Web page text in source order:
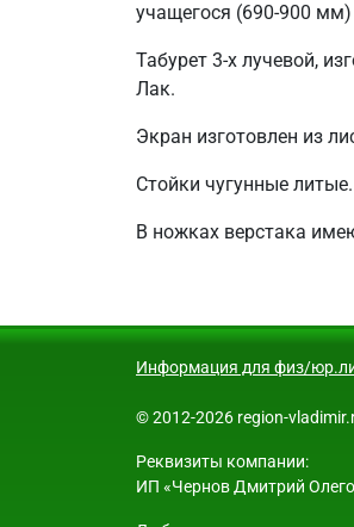
учащегося (690-900
Табурет 3-х лучевой,
Лак.
Экран изготовлен из
Стойки чугунные
В ножках верстака
Информация для физ/
© 2012-2026 region-
Реквизиты компании:
ИП «Чернов Дмитрий